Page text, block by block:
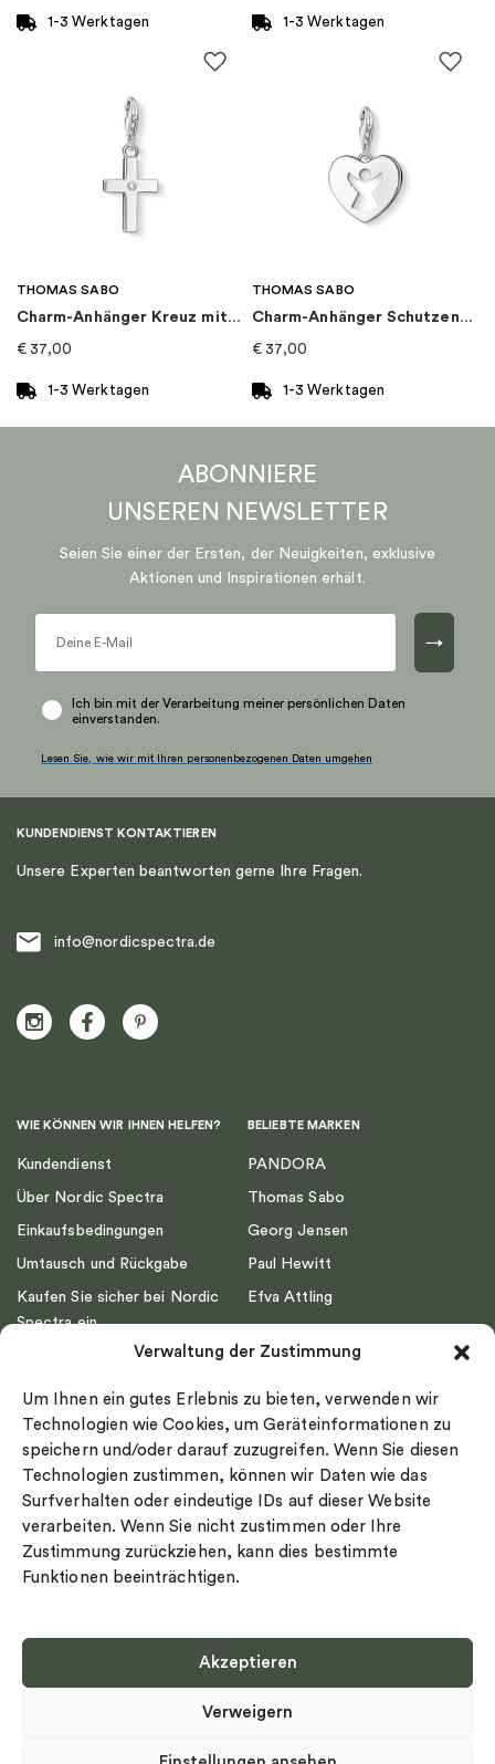
Verwaltung der Zustimmung
Um Ihnen ein gutes Erlebnis zu bieten, verwenden wir
Technologien wie Cookies, um Geräteinformationen zu
speichern und/oder darauf zuzugreifen. Wenn Sie diesen
Technologien zustimmen, können wir Daten wie das
Surfverhalten oder eindeutige IDs auf dieser Website
verarbeiten. Wenn Sie nicht zustimmen oder Ihre
Zustimmung zurückziehen, kann dies bestimmte
Funktionen beeinträchtigen.
Akzeptieren
Verweigern
Art von Charme Charm-anhänger
1-3 Werktagen 1-3 Werktagen
THOMAS SABO
Charm-Anhänger Kreuz mit Stein Silber
€ 37,00
1-3 Werktagen
THOMAS SABO
Charm-Anhänger Schutzengel-Herz
€ 37,00
1-3 Werktagen
ABONNIERE
UNSEREN NEWSLETTER
Seien Sie einer der Ersten, der Neuigkeiten, exklusive
Aktionen und Inspirationen erhält.
→
Ich bin mit der Verarbeitung meiner persönlichen Daten
einverstanden.
Lesen Sie, wie wir mit Ihren personenbezogenen Daten umgehen
KUNDENDIENST KONTAKTIEREN
Unsere Experten beantworten gerne Ihre Fragen.
info@nordicspectra.de
WIE KÖNNEN WIR IHNEN HELFEN?
Kundendienst
Über Nordic Spectra
Einkaufsbedingungen
Umtausch und Rückgabe
Kaufen Sie sicher bei Nordic
Spectra ein
Impressum
Ringgröße
Widerrufsrecht
Cookie-policy
Sekretesspolicy
BELIEBTE MARKEN
PANDORA
Thomas Sabo
Georg Jensen
Paul Hewitt
Efva Attling
Drakenberg Sjölin
Nordic Spectra
Select country
Datenschutz-Bestimmungen
Urheberrecht 2026 Nordic Spectra Alle Rechte vorbehalten